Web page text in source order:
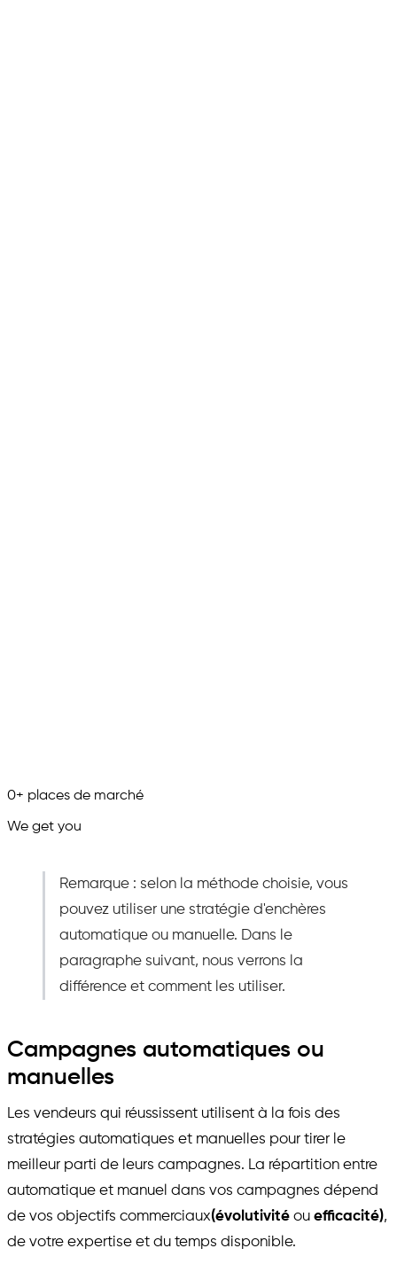
0+ places de marché
We get you
Remarque : selon la méthode choisie, vous
pouvez utiliser une stratégie d'enchères
automatique ou manuelle. Dans le
paragraphe suivant, nous verrons la
différence et comment les utiliser.
Campagnes automatiques ou
manuelles
Les vendeurs qui réussissent utilisent à la fois des
stratégies automatiques et manuelles pour tirer le
meilleur parti de leurs campagnes. La répartition entre
automatique et manuel dans vos campagnes dépend
de vos objectifs commerciaux(évolutivité ou efficacité),
de votre expertise et du temps disponible.